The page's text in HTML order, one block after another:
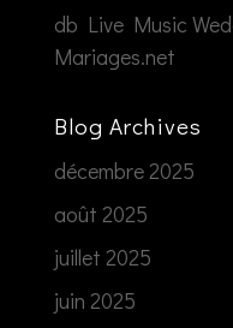
db Live Music
Mariages.net
Blog Archives
décembre 2025
août 2025
juillet 2025
juin 2025